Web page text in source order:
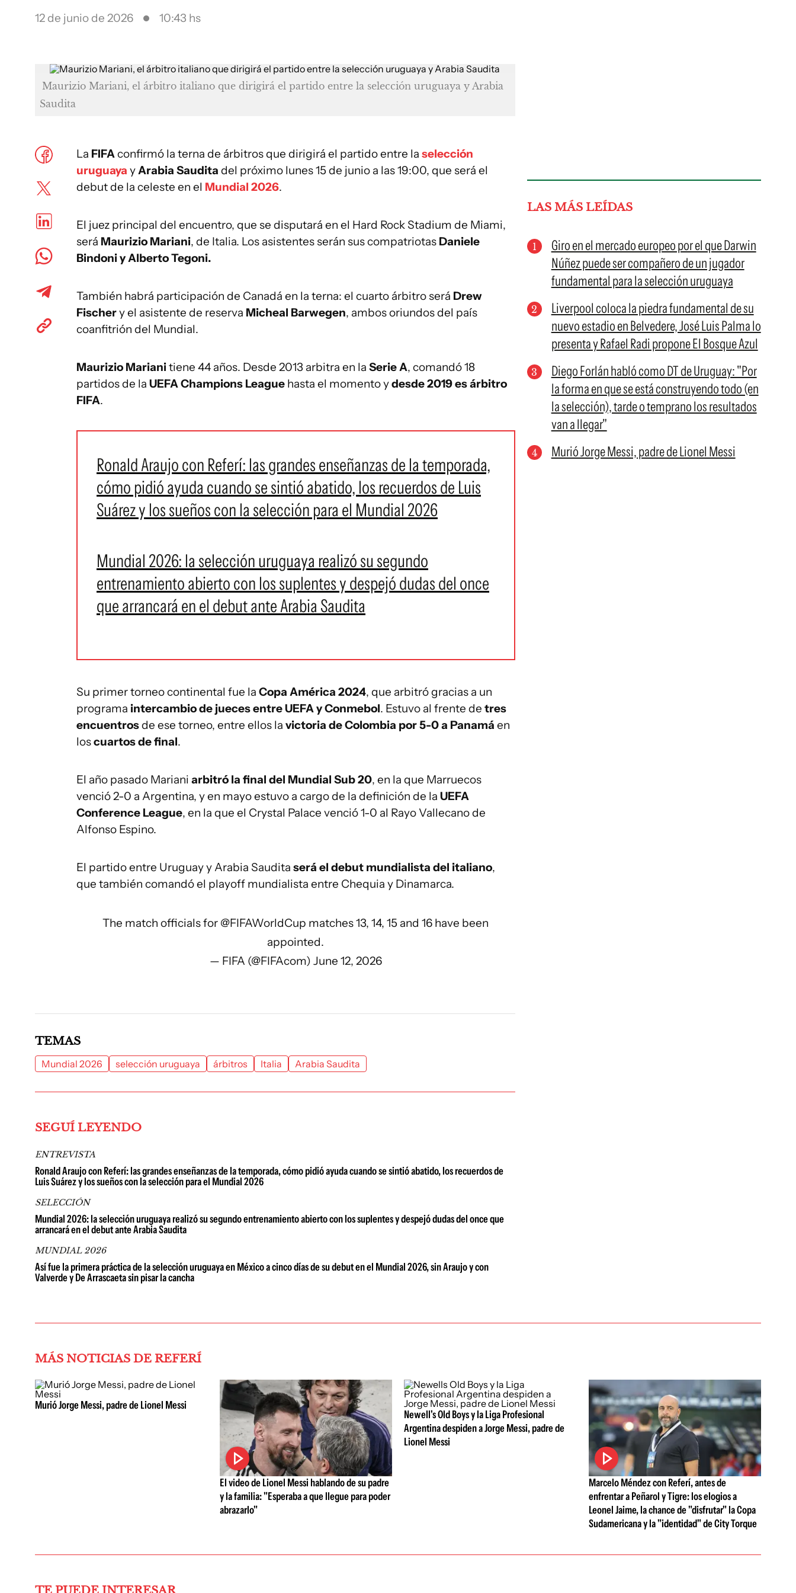
12 de junio de 2026 10:43 hs
Maurizio Mariani, el árbitro italiano que dirigirá el partido entre la selección uruguaya y Arabia
Saudita
La FIFAconfirmó la terna de árbitros que dirigirá el partido entre la selección
uruguaya yArabia Saudita del próximo lunes 15 de junio a las 19:00, que será el
debut de la celeste en el Mundial 2026.
El juez principal del encuentro, que se disputará en el Hard Rock Stadium de Miami,
será Maurizio Mariani, de Italia. Los asistentes serán sus compatriotas Daniele
Bindoni y Alberto Tegoni.
También habrá participación de Canadá en la terna: el cuarto árbitro será Drew
Fischery el asistente de reserva Micheal Barwegen, ambos oriundos del país
coanfitrión del Mundial.
Maurizio Mariani tiene 44 años. Desde 2013 arbitra en la Serie A, comandó 18
partidos de la UEFA Champions League hasta el momento ydesde 2019 es árbitro
FIFA.
Ronald Araujo con Referí: las grandes enseñanzas de la temporada,
cómo pidió ayuda cuando se sintió abatido, los recuerdos de Luis
Suárez y los sueños con la selección para el Mundial 2026
Mundial 2026: la selección uruguaya realizó su segundo
entrenamiento abierto con los suplentes y despejó dudas del once
que arrancará en el debut ante Arabia Saudita
Su primer torneo continental fue la Copa América 2024, que arbitró gracias a un
programa intercambio de jueces entre UEFA y Conmebol. Estuvo al frente de tres
encuentrosde ese torneo, entre ellos la victoria de Colombia por 5-0 a Panamá en
loscuartos de final.
El año pasado Mariani arbitró la final del Mundial Sub 20, en la que Marruecos
venció 2-0 a Argentina, y en mayo estuvo a cargo de la definición de la UEFA
Conference League, en la que el Crystal Palace venció 1-0 al Rayo Vallecano de
Alfonso Espino.
El partido entre Uruguay y Arabia Saudita será el debut mundialista del italiano,
que también comandó el playoff mundialista entre Chequia y Dinamarca.
The match officials for @FIFAWorldCup matches 13, 14, 15 and 16 have been
appointed.
— FIFA (@FIFAcom) June 12, 2026
LAS MÁS LEÍDAS
Giro en el mercado europeo por el que Darwin
Núñez puede ser compañero de un jugador
fundamental para la selección uruguaya
Liverpool coloca la piedra fundamental de su
nuevo estadio en Belvedere, José Luis Palma lo
presenta y Rafael Radi propone El Bosque Azul
Diego Forlán habló como DT de Uruguay: "Por
la forma en que se está construyendo todo (en
la selección), tarde o temprano los resultados
van a llegar"
Murió Jorge Messi, padre de Lionel Messi
TEMAS
Mundial 2026 selección uruguaya árbitros Italia Arabia Saudita
SEGUÍ LEYENDO
ENTREVISTA
Ronald Araujo con Referí: las grandes enseñanzas de la temporada, cómo pidió ayuda cuando se sintió abatido, los recuerdos de
Luis Suárez y los sueños con la selección para el Mundial 2026
SELECCIÓN
Mundial 2026: la selección uruguaya realizó su segundo entrenamiento abierto con los suplentes y despejó dudas del once que
arrancará en el debut ante Arabia Saudita
MUNDIAL 2026
Así fue la primera práctica de la selección uruguaya en México a cinco días de su debut en el Mundial 2026, sin Araujo y con
Valverde y De Arrascaeta sin pisar la cancha
MÁS NOTICIAS DE REFERÍ
Murió Jorge Messi, padre de Lionel Messi
El video de Lionel Messi hablando de su padre
y la familia: "Esperaba a que llegue para poder
abrazarlo"
Newell's Old Boys y la Liga Profesional
Argentina despiden a Jorge Messi, padre de
Lionel Messi
Marcelo Méndez con Referí, antes de
enfrentar a Peñarol y Tigre: los elogios a
Leonel Jaime, la chance de "disfrutar" la Copa
Sudamericana y la "identidad" de City Torque